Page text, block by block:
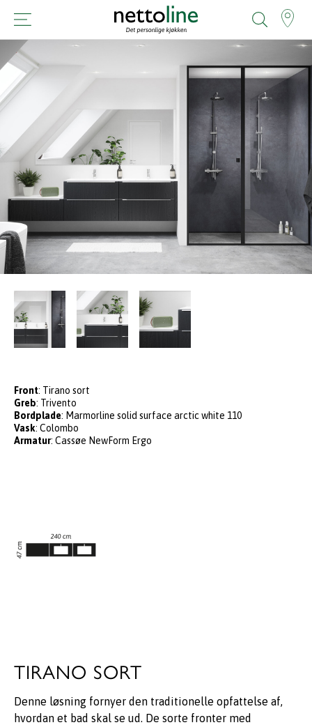
Front: Tirano sort
Greb: Trivento
Bordplade: Marmorline solid surface arctic white 110
Vask: Colombo
Armatur: Cassøe NewForm Ergo
TIRANO SORT
Denne løsning fornyer den traditionelle opfattelse af,
hvordan et bad skal se ud. De sorte fronter med